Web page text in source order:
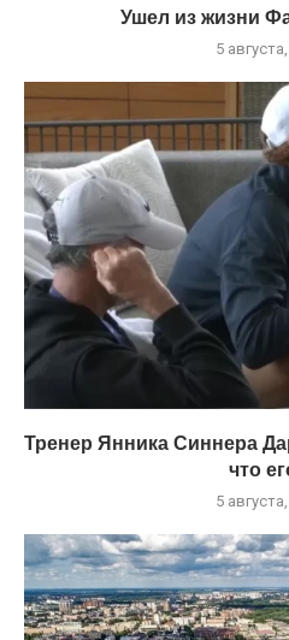
Ушел из жизни
5
Тренер Янника Синнера
что
5